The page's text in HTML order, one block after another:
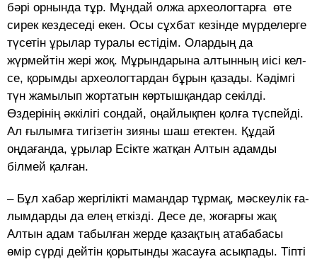
бәрі орнында тұр. Мұн­­дай олжа археологтарға өте
сирек кездеседі екен. Осы сұх­бат кезінде мүрделерге
түсетін ұрылар туралы естідім. Олар­дың да
жүрмейтін жері жоқ. Мұрындарына алтынның иісі кел­
се, қорымды археологтардан бұ­рын қазады. Кәдімгі
түн жамылып жортатын көртышқандар секілді.
Өздерінің әккілігі сондай, оңайлықпен қолға түспейді.
Ал ғылымға тигізетін зияны шаш етектен. Құдай
оңдағанда, ұры­лар Есікте жатқан Алтын адамды
білмей қалған.
– Бұл хабар жергілікті мамандар тұрмақ, мәскеулік ға­
лым­­­дарды да елең еткізді. Де­се де, жоғарғы жақ
Алтын адам та­­былған жерде қазақтың ата­бабасы
өмір сүрді дейтін қоры­тынды жасауға асықпады. Тіпті